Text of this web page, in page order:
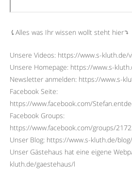
⤹Alles was Ihr wissen wollt steht hier⤵︎
Unsere Videos: https://www.s-kluth.de/
Unsere Homepage: https://www.s-
Newsletter anmelden: https://www.s-
Facebook Seite:
https://www.facebook.com/
Facebook Groups:
https://www.facebook.com/groups/
Unser Blog: https://www.s-kluth.de/blog/
Unser Gästehaus hat eine eigene
kluth.de/gaestehaus/l